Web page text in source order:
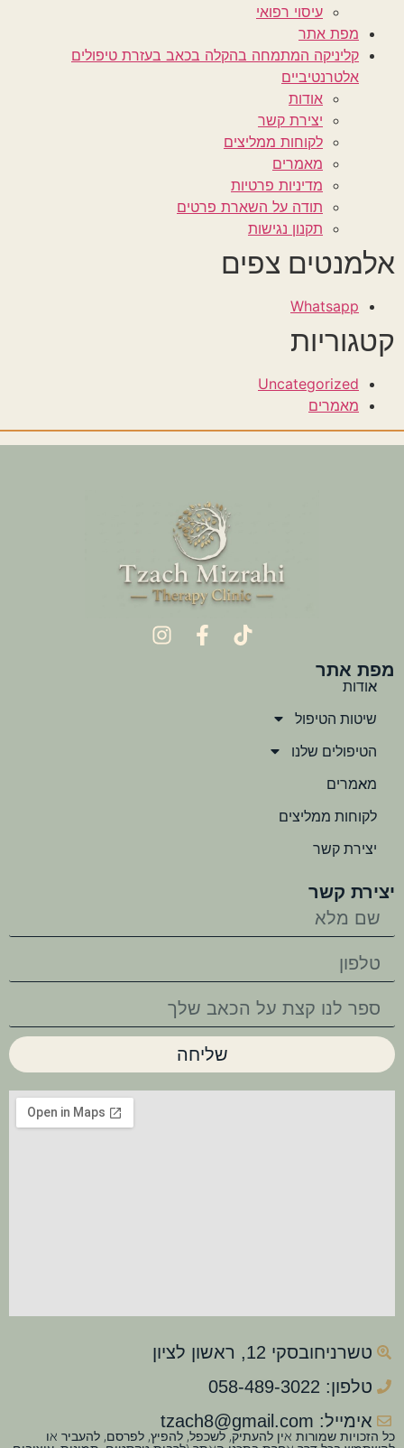
עיסוי רפואי
מפת אתר
קליניקה המתמחה בהקלה בכאב בעזרת טיפולים
אלטרנטיביים
אודות
יצירת קשר
לקוחות ממליצים
מאמרים
מדיניות פרטיות
תודה על השארת פרטים
תקנון נגישות
אלמנטים צפים
Whatsapp
קטגוריות
Uncategorized
מאמרים
מפת אתר
אודות
שיטות הטיפול
הטיפולים שלנו
מאמרים
לקוחות ממליצים
יצירת קשר
יצירת קשר
שליחה
טשרניחובסקי 12, ראשון לציון
טלפון: 058-489-3022
אימייל: tzach8@gmail.com
כל הזכויות שמורות אין להעתיק, לשכפל, להפיץ, לפרסם, להעביר או